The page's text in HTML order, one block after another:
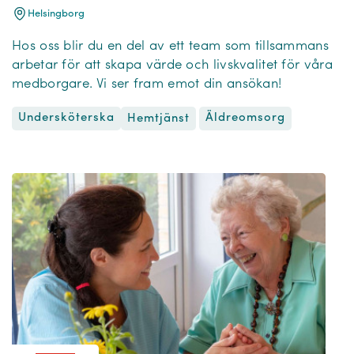
Helsingborg
Hos oss blir du en del av ett team som tillsammans
arbetar för att skapa värde och livskvalitet för våra
medborgare. Vi ser fram emot din ansökan!
Undersköterska Hemtjänst Äldreomsorg